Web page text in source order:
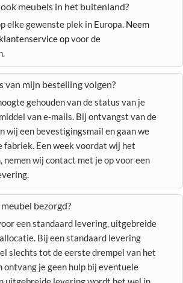
meubels in het buitenland?
elke gewenste plek in Europa. Neem
opvoor de
van mijn bestelling volgen?
gehouden van de status van je
van e-mails. Bij ontvangst van de
wij een bevestigingsmail en gaan we
fabriek. Een week voordat wij het
nemen wij contact met je op voor een
bezorgd?
een standaard levering, uitgebreide
Bij een standaard levering
slechts tot de eerste drempel van het
ontvang je geen hulp bij eventuele